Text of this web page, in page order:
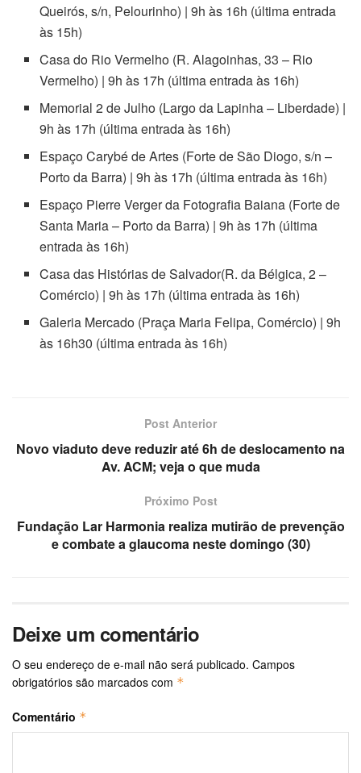
Queirós, s/n, Pelourinho) | 9h às 16h (última entrada
às 15h)
Casa do Rio Vermelho (R. Alagoinhas, 33 – Rio
Vermelho) | 9h às 17h (última entrada às 16h)
Memorial 2 de Julho (Largo da Lapinha – Liberdade) |
9h às 17h (última entrada às 16h)
Espaço Carybé de Artes (Forte de São Diogo, s/n –
Porto da Barra) | 9h às 17h (última entrada às 16h)
Espaço Pierre Verger da Fotografia Baiana (Forte de
Santa Maria – Porto da Barra) | 9h às 17h (última
entrada às 16h)
Casa das Histórias de Salvador(R. da Bélgica, 2 –
Comércio) | 9h às 17h (última entrada às 16h)
Galeria Mercado (Praça Maria Felipa, Comércio) | 9h
às 16h30 (última entrada às 16h)
Post Anterior
Novo viaduto deve reduzir até 6h de deslocamento na
Av. ACM; veja o que muda
Próximo Post
Fundação Lar Harmonia realiza mutirão de prevenção
e combate a glaucoma neste domingo (30)
Deixe um comentário
O seu endereço de e-mail não será publicado. Campos
obrigatórios são marcados com *
Comentário *